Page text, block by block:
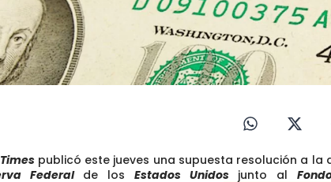
publicó este jueves una supuesta resolución a la
Federal de los Estados Unidosjunto al